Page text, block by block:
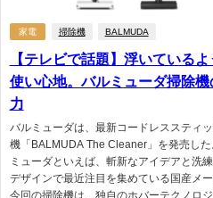
家電 掃除機 BALMUDA
【テレビで話題】浮いているよ
使い心地。バルミューダ掃除機
力
バルミューダは、最新コードレススティ
機「BALMUDA The Cleaner」を発売した
ミューダといえば、斬新なアイデアと洗
デザインで最近注目を集めている国産メー
今回の掃除機は、独自のホバーテクノロ